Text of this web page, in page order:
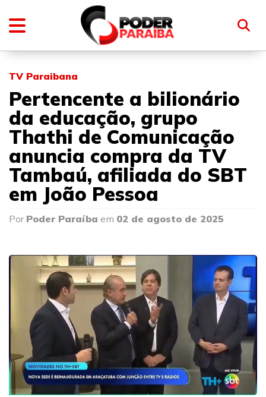
TV Paraibana
Pertencente a bilionário
da educação, grupo
Thathi de Comunicação
anuncia compra da TV
Tambaú, afiliada do SBT
em João Pessoa
Por Poder Paraíba em 02 de agosto de 2025